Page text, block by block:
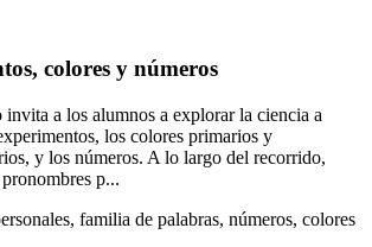
colores y números
invita a los alumnos a explorar la ciencia a
los colores primarios y
y los números. A lo largo del recorrido,
p...
familia de palabras, números, colores